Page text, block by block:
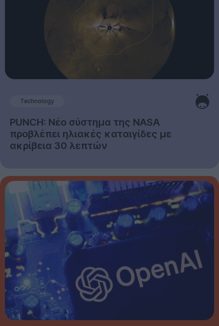
Technology
PUNCH: Νέο σύστημα της NASA
προβλέπει ηλιακές καταιγίδες με
ακρίβεια 30 λεπτών